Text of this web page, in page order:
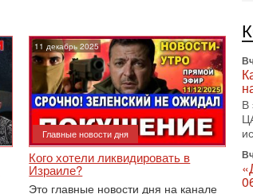
11 декабрь 2025
Главные новости дня
Кого хотели ликвидировать в
Израиле?
Это главные новости дня на канале
В